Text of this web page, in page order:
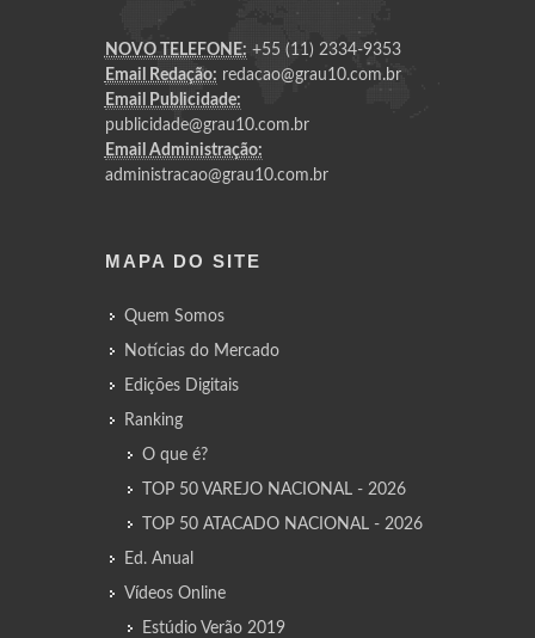
NOVO TELEFONE: +55 (11) 2334-9353
Email Redação: redacao@grau10.com.br
Email Publicidade:
publicidade@grau10.com.br
Email Administração:
administracao@grau10.com.br
MAPA DO SITE
Quem Somos
Notícias do Mercado
Edições Digitais
Ranking
O que é?
TOP 50 VAREJO NACIONAL - 2026
TOP 50 ATACADO NACIONAL - 2026
Ed. Anual
Vídeos Online
Estúdio Verão 2019